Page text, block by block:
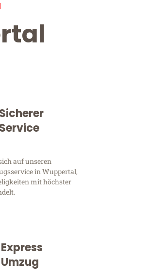
Sicherer
Service
auf unseren
in Wuppertal,
mit höchster
Express
Umzug